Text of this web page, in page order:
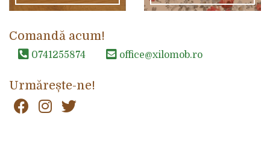
Comandă acum!
0741255874 office@xilomob.ro
Urmărește-ne!